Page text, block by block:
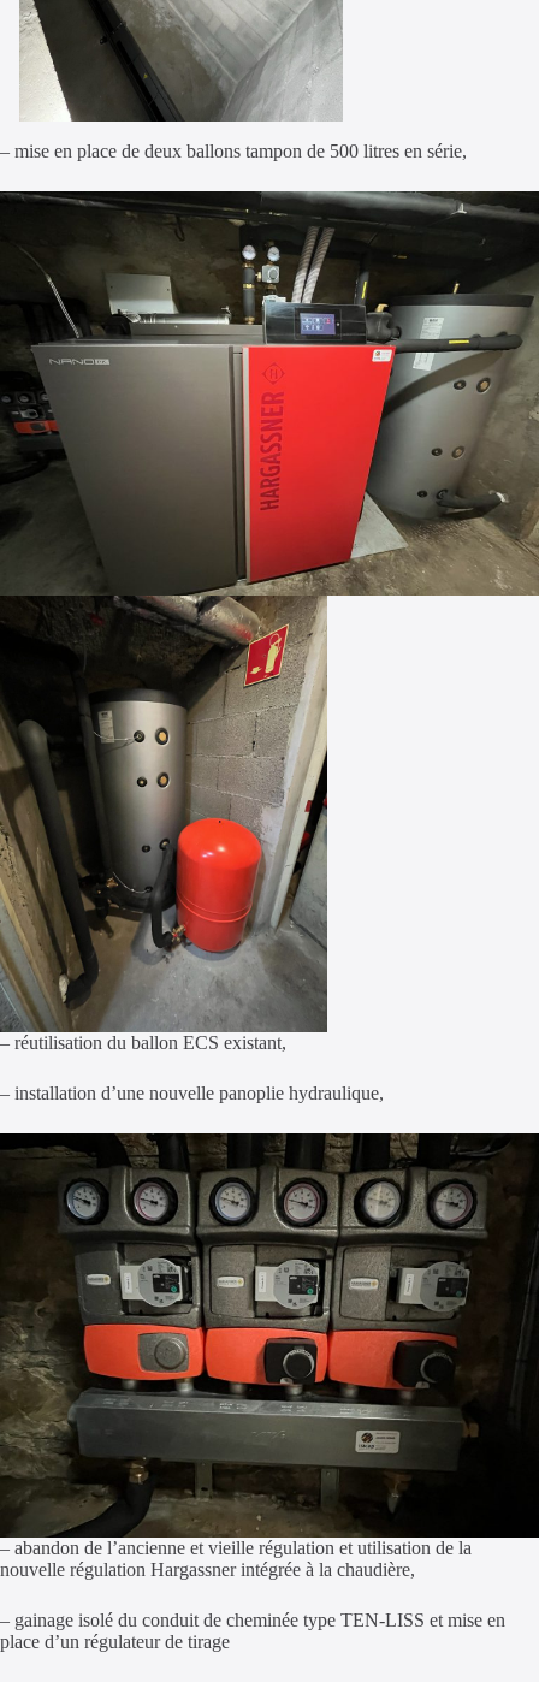
– mise en place de deux ballons tampon de 500 litres en série,
– réutilisation du ballon ECS existant,
– installation d’une nouvelle panoplie hydraulique,
– abandon de l’ancienne et vieille régulation et utilisation de la
nouvelle régulation Hargassner intégrée à la chaudière,
– gainage isolé du conduit de cheminée type TEN-LISS et mise en
place d’un régulateur de tirage